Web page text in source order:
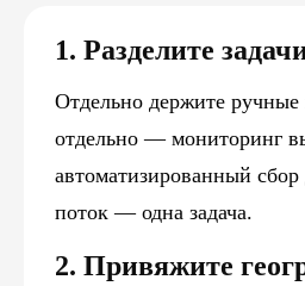
1. Разделите
Отдельно держите ручные
отдельно — мониторинг
автоматизированный
поток — одна задача.
2. Привяжите